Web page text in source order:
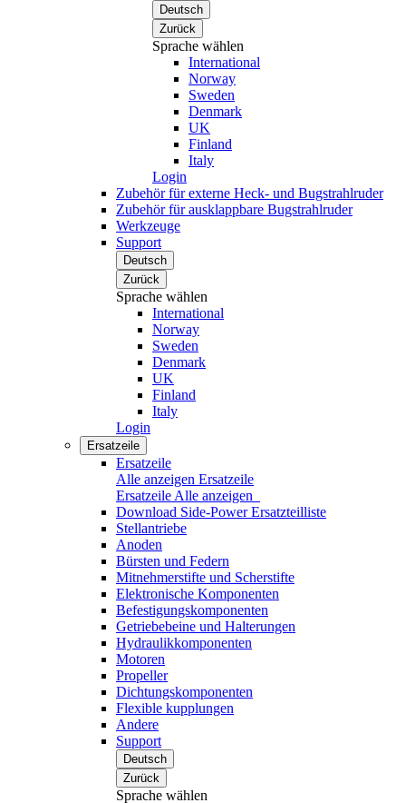
Deutsch
Zurück
Sprache wählen
International
Norway
Sweden
Denmark
UK
Finland
Italy
Login
Zubehör für externe Heck- und Bugstrahlruder
Zubehör für ausklappbare Bugstrahlruder
Werkzeuge
Support
Deutsch
Zurück
Sprache wählen
International
Norway
Sweden
Denmark
UK
Finland
Italy
Login
Ersatzeile
Ersatzeile
Alle anzeigen Ersatzeile
Ersatzeile Alle anzeigen
Download Side-Power Ersatzteilliste
Stellantriebe
Anoden
Bürsten und Federn
Mitnehmerstifte und Scherstifte
Elektronische Komponenten
Befestigungskomponenten
Getriebebeine und Halterungen
Hydraulikkomponenten
Motoren
Propeller
Dichtungskomponenten
Flexible kupplungen
Andere
Support
Deutsch
Zurück
Sprache wählen